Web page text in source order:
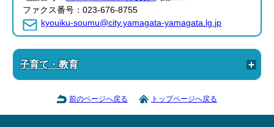
ファクス番号：023-676-8755
kyouiku-soumu@city.yamagata-yamagata.lg.jp
子育て・教育
前のページへ戻る トップページへ戻る